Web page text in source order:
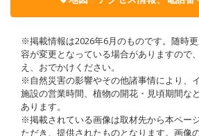
※掲載情報は2026年6月のものです。随時
容が変更となっている場合がありますので
え、おでかけください。
※自然災害の影響やその他諸事情により、
施設の営業時間、植物の開花・見頃期間な
あります。
※掲載されている画像は取材先から本ペー
ただき、提供されたものとなります。画像